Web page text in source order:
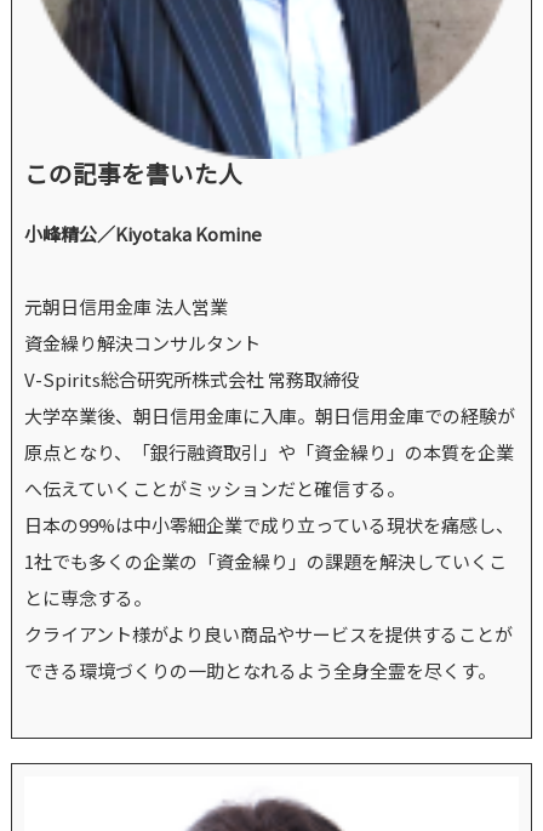
この記事を書いた人
小峰精公／Kiyotaka Komine
元朝日信用金庫 法人営業
資金繰り解決コンサルタント
V-Spirits総合研究所株式会社 常務取締役
大学卒業後、朝日信用金庫に入庫。朝日信用金庫での経験が
原点となり、「銀行融資取引」や「資金繰り」の本質を企業
へ伝えていくことがミッションだと確信する。
日本の99%は中小零細企業で成り立っている現状を痛感し、
1社でも多くの企業の「資金繰り」の課題を解決していくこ
とに専念する。
クライアント様がより良い商品やサービスを提供することが
できる環境づくりの一助となれるよう全身全霊を尽くす。